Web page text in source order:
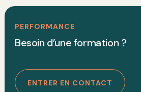
PERFORMANCE
Besoin d’une formation ?
ENTRER EN CONTACT